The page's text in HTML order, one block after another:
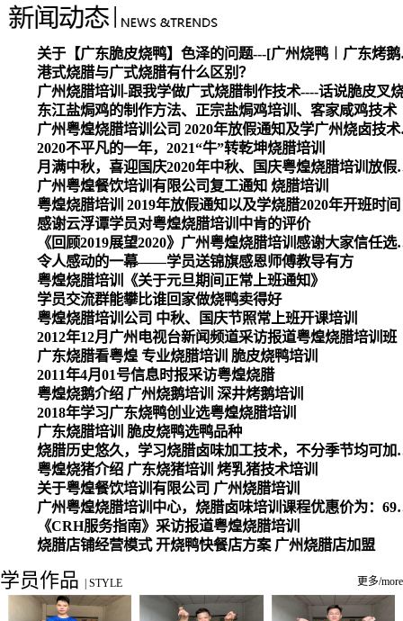
关于【广
港式烧腊与广式烧腊有什么区别？
广州烧腊培训-跟我学做广式烧腊制作技术----话说脆皮叉
东江盐焗鸡的制作方法、正宗盐焗鸡培训、客家咸鸡技术
广州粤煌
2020不平凡的一年，2021“牛”转乾坤烧腊培训
月满中秋，喜迎
广州粤煌餐饮培训有限公司复工通知 烧腊培训
粤煌烧腊培训 2019年放假通知以及学烧腊2020年开班时间
感谢云浮谭学员对粤煌烧腊培训中肯的评价
《回顾2019展望
令人感动的一幕——学员送锦旗感恩师傅教导有方
粤煌烧腊培训《关于元旦期间正常上班通知》
学员交流群能攀比谁回家做烧鸭卖得好
粤煌烧腊培训公司 中秋、国庆节照常上班开课培训
2012年12月广州电视台新闻频道采访报道粤煌烧腊培训班
广东烧腊看粤煌 专业烧腊培训 脆皮烧鸭培训
2011年4月01号信息时报采访粤煌烧腊
粤煌烧鹅介绍 广州烧鹅培训 深井烤鹅培训
2018年学习广东烧鸭创业选粤煌烧腊培训
广东烧腊培训 脆皮烧鸭选鸭品种
烧腊历史悠久，学习
粤煌烧猪介绍 广东烧猪培训 烤乳猪技术培训
关于粤煌餐饮培训有限公司 广州烧腊培训
广州粤煌烧腊培训中心，烧腊卤味培训课程优惠价为：6980元
《CRH服务指南》采访报道粤煌烧腊培训
烧腊店铺经营模式 开烧鸭快餐店方案 广州烧腊店加盟
学员作品 STYLE 更多/more